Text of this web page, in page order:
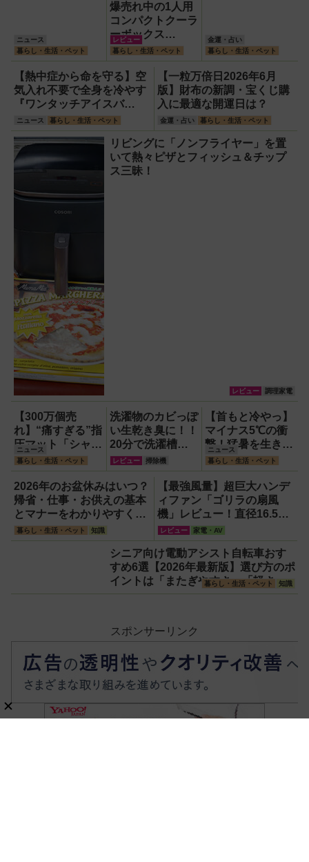
ニュース
暮らし・生活・ペット
爆売れ中の1人用
コンパクトクーラ
ーボックス
HUGEL「エアロ
ゲルソフトクーラ
ー4L」【アイリ
スオーヤマ】！宇
宙服の技術で保冷
力も異次元だった
レビュー
暮らし・生活・ペット
金運・占い
暮らし・生活・ペット
【熱中症から命を守る】空
気入れ不要で全身を冷やす
『ワンタッチアイスバ
ス』。子どもたちのスポー
ツ現場に1台置くべき理由
ニュース 暮らし・生活・ペット
【一粒万倍日2026年6月
版】財布の新調・宝くじ購
入に最適な開運日は？
金運・占い 暮らし・生活・ペット
リビングに「ノンフライヤー」を置
いて熱々ピザとフィッシュ＆チップ
ス三昧！
レビュー 調理家電
【300万個売
れ】“痛すぎる”指
圧マット「シャク
ティマット」の新
色を渋谷で体験で
きるイベント開
催！
ニュース
暮らし・生活・ペット
洗濯物のカビっぽ
い生乾き臭に！！
20分で洗濯槽大
洗浄できるカビト
ルネードNeo縦型
用をガチ検証して
分かった消臭効果
レビュー 掃除機
【首もと冷やっ】
マイナス5℃の衝
撃！猛暑を生き抜
く携帯氷のう「ゴ
リラの冷棒」
ニュース
暮らし・生活・ペット
2026年のお盆休みはいつ？
帰省・仕事・お供えの基本
とマナーをわかりやすく解
説
暮らし・生活・ペット 知識
【最強風量】超巨大ハンデ
ィファン「ゴリラの扇風
機」レビュー！直径16.5cm
の巨大ファンで想像以上の
涼しさを体感
レビュー 家電・AV
シニア向け電動アシスト自転車おす
すめ6選【2026年最新版】選び方のポ
イントは「またぎやすさ」「軽さ」
「足つきの良さ」
暮らし・生活・ペット 知識
スポンサーリンク